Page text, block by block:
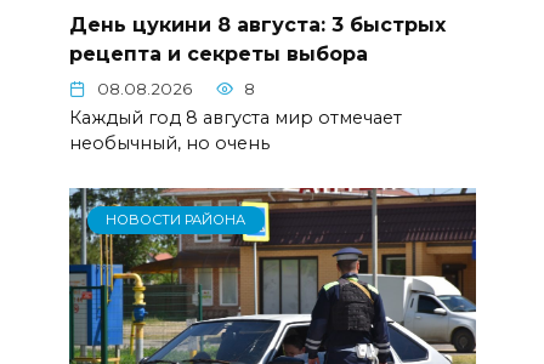
День цукини 8 августа: 3 быстрых
рецепта и секреты выбора
08.08.2026 8
Каждый год 8 августа мир отмечает
необычный, но очень
НОВОСТИ РАЙОНА